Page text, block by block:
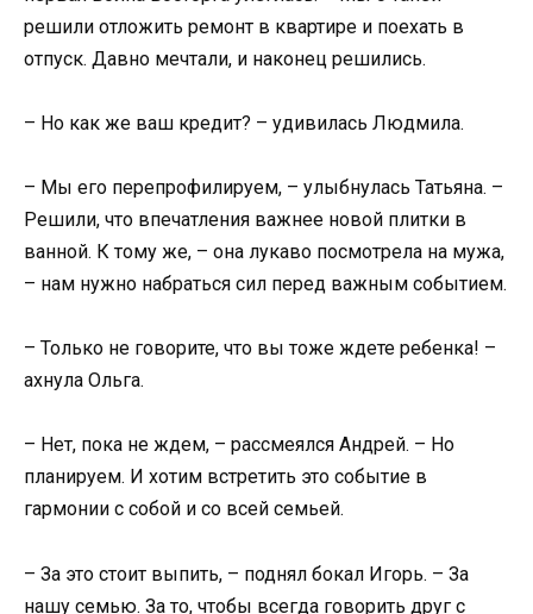
решили отложить ремонт в квартире и поехать в
отпуск. Давно мечтали, и наконец решились.
– Но как же ваш кредит? – удивилась Людмила.
– Мы его перепрофилируем, – улыбнулась Татьяна. –
Решили, что впечатления важнее новой плитки в
ванной. К тому же, – она лукаво посмотрела на мужа,
– нам нужно набраться сил перед важным событием.
– Только не говорите, что вы тоже ждете ребенка! –
ахнула Ольга.
– Нет, пока не ждем, – рассмеялся Андрей. – Но
планируем. И хотим встретить это событие в
гармонии с собой и со всей семьей.
– За это стоит выпить, – поднял бокал Игорь. – За
нашу семью. За то, чтобы всегда говорить друг с